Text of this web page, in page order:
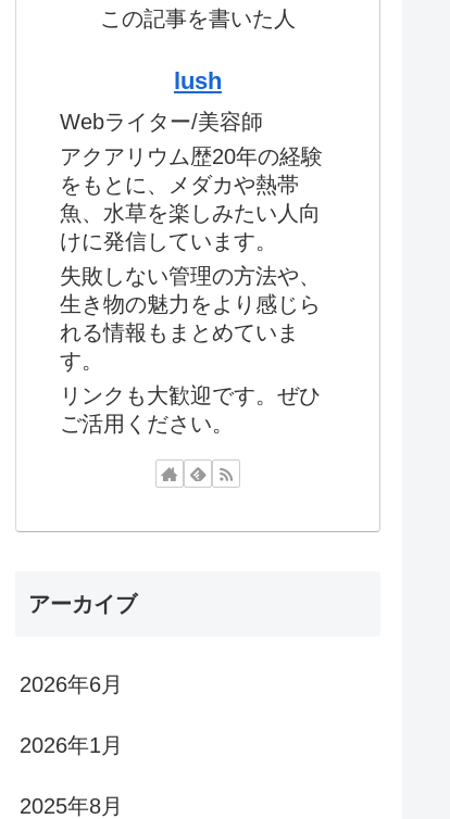
この記事を書いた人
lush
Webライター/美容師
アクアリウム歴20年の経験
をもとに、メダカや熱帯
魚、水草を楽しみたい人向
けに発信しています。
失敗しない管理の方法や、
生き物の魅力をより感じら
れる情報もまとめていま
す。
リンクも大歓迎です。ぜひ
ご活用ください。
アーカイブ
2026年6月
2026年1月
2025年8月